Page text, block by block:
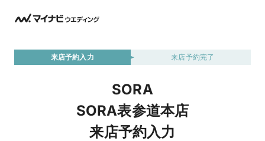
来店予約入力 来店予約完了
SORA
SORA表参道本店
来店予約入力